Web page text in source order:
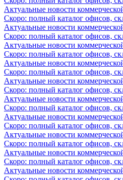
Актуальные новости
Скоро: полный каталог офисов,
Актуальные новости
Скоро: полный каталог офисов,
Актуальные новости
Скоро: полный каталог офисов,
Актуальные новости
Скоро: полный каталог офисов,
Актуальные новости
Скоро: полный каталог офисов,
Актуальные новости
Скоро: полный каталог офисов,
Актуальные новости
Скоро: полный каталог офисов,
Актуальные новости
Скоро: полный каталог офисов,
Актуальные новости
Скоро: полный каталог офисов,
Актуальные новости